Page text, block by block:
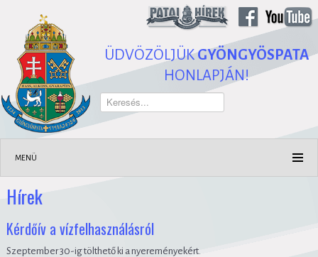
ÜDVÖZÖLJÜKGYÖNGYÖSPATA
HONLAPJÁN!
Keresés...
MENÜ
Hírek
Kérdőív a vízfelhasználásról
Szeptember 30-ig tölthető ki a nyereményekért.